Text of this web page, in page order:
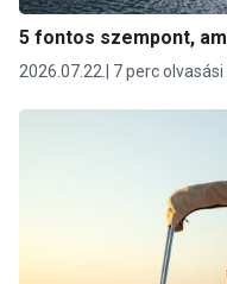
5 fontos szempont,
2026.07.22. 7 perc olvasási